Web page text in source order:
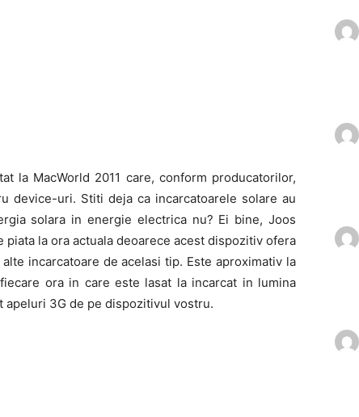
la MacWorld 2011 care, conform producatorilor,
device-uri. Stiti deja ca incarcatoarele solare au
solara in energie electrica nu? Ei bine, Joos
la ora actuala deoarece acest dispozitiv ofera
incarcatoare de acelasi tip. Este aproximativ la
ora in care este lasat la incarcat in lumina
3G de pe dispozitivul vostru.